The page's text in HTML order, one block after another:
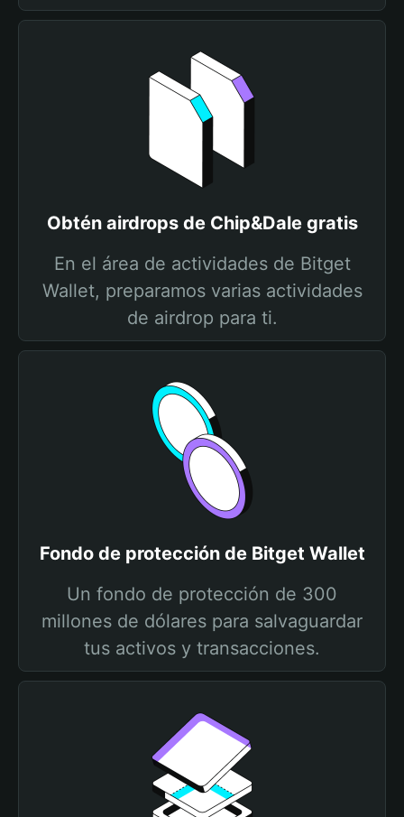
Obtén airdrops de Chip&Dale gratis
En el área de actividades de Bitget
Wallet, preparamos varias actividades
de airdrop para ti.
Fondo de protección de Bitget Wallet
Un fondo de protección de 300
millones de dólares para salvaguardar
tus activos y transacciones.